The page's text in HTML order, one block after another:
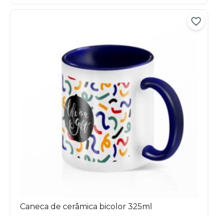
Caneca de cerâmica bicolor 325ml